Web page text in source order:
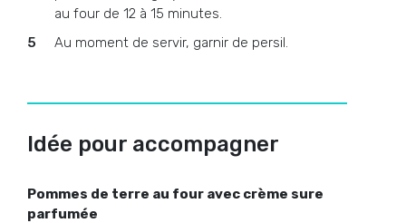
au four de 12 à 15 minutes.
Au moment de servir, garnir de persil.
Idée pour accompagner
Pommes de terre au four avec crème sure
parfumée